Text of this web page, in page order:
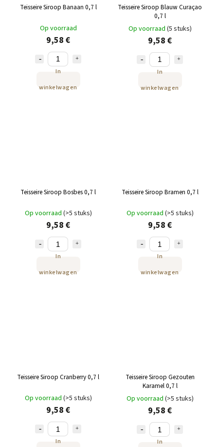
Teisseire Siroop Banaan 0,7 l
Op voorraad
9,58 €
In
winkelwagen
Teisseire Siroop Blauw Curaçao
0,7 l
Op voorraad (5 stuks)
9,58 €
In
winkelwagen
Teisseire Siroop Bosbes 0,7 l
Op voorraad (>5 stuks)
9,58 €
In
winkelwagen
Teisseire Siroop Bramen 0,7 l
Op voorraad (>5 stuks)
9,58 €
In
winkelwagen
Teisseire Siroop Cranberry 0,7 l
Op voorraad (>5 stuks)
9,58 €
In
Teisseire Siroop Gezouten
Karamel 0,7 l
Op voorraad (>5 stuks)
9,58 €
In